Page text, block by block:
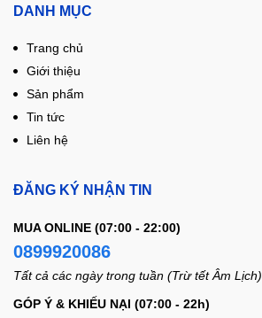
DANH MỤC
Trang chủ
Giới thiệu
Sản phẩm
Tin tức
Liên hệ
ĐĂNG KÝ NHẬN TIN
MUA ONLINE (07:00 - 22:00)
0899920086
Tất cả các ngày trong tuần (Trừ tết Âm Lịch)
GÓP Ý & KHIẾU NẠI (07:00 - 22h)